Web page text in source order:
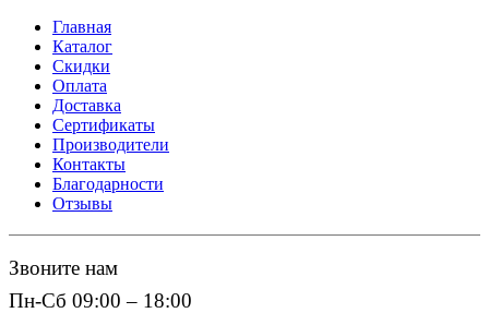
Главная
Каталог
Скидки
Оплата
Доставка
Сертификаты
Производители
Контакты
Благодарности
Отзывы
Звоните нам
Пн-Сб 09:00 – 18:00